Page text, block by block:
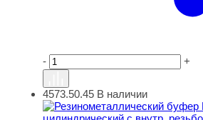
- +
Резинометаллический буфер
4573.50.45 В наличии